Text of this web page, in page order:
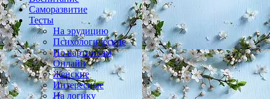
Саморазвитие
Тесты
На эрудицию
Психологические
По картинкам
Онлайн
Женские
Интересные
На логику